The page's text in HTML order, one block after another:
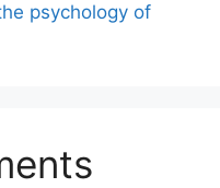
psychology of